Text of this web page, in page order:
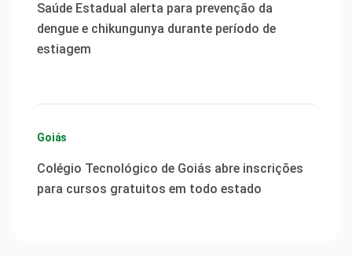
Saúde Estadual alerta para prevenção da
dengue e chikungunya durante período de
estiagem
Goiás
Colégio Tecnológico de Goiás abre inscrições
para cursos gratuitos em todo estado